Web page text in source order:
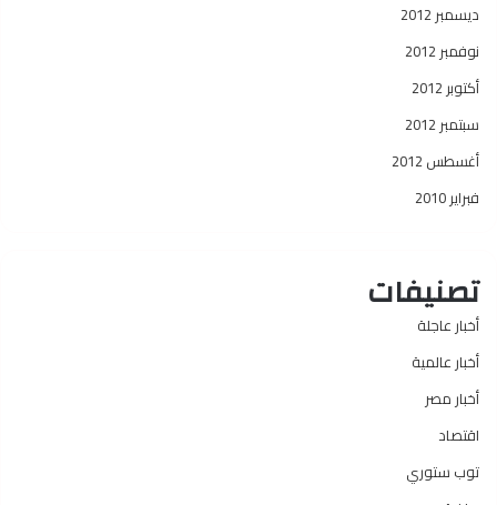
ديسمبر 2012
نوفمبر 2012
أكتوبر 2012
سبتمبر 2012
أغسطس 2012
فبراير 2010
تصنيفات
أخبار عاجلة
أخبار عالمية
أخبار مصر
اقتصاد
توب ستوري